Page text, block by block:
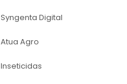
Syngenta Digital
Atua Agro
Inseticidas